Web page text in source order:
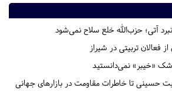
آتی؛ حزب‌الله خلع سلاح نمی‌شود
فعالان تربیتی در شیراز
«خیبر» نمی‌دانستید
حسینی تا خاطرات مقاومت در بازارهای جهانی